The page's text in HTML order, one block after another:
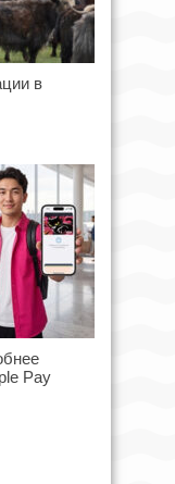
в
Pay